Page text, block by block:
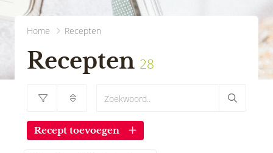
Home Recepten
Recepten 28
Recept toevoegen